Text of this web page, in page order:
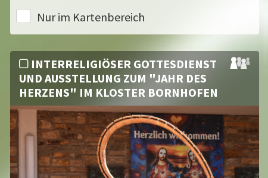
Nur im Kartenbereich
INTERRELIGIÖSER GOTTESDIENST
UND AUSSTELLUNG ZUM "JAHR DES
HERZENS" IM KLOSTER BORNHOFEN